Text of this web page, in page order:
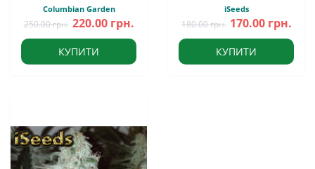
Columbian Garden
250.00 грн. 220.00 грн.
КУПИТИ
iSeeds
180.00 грн. 170.00 грн.
КУПИТИ